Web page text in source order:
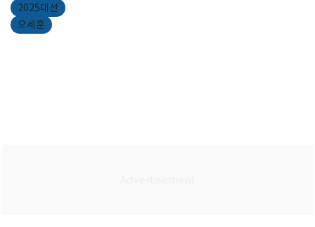
2025대선
오세훈